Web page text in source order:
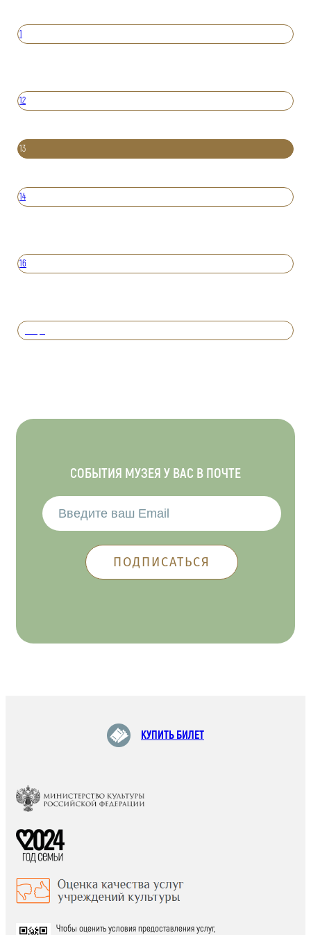
1
12
13
14
16
СОБЫТИЯ МУЗЕЯ У ВАС В ПОЧТЕ
КУПИТЬ БИЛЕТ
Чтобы оценить условия предоставления услуг,